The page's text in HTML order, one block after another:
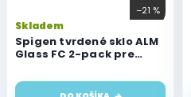
–21 %
Spigen tvrdené sklo ALM
Glass FC 2-pack pre
Skladem